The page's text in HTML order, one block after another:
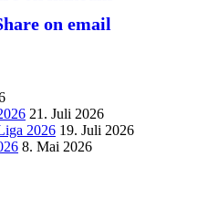
21. Juli 2026
2026 19. Juli 2026
8. Mai 2026